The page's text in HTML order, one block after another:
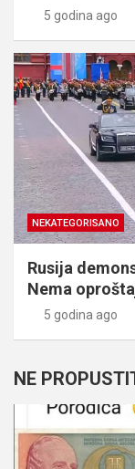
5 godina ago
NEKATEGORISANO
Rusija
Nema
5 godina ago
NE